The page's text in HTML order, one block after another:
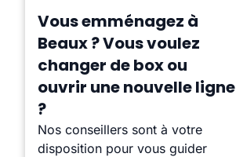
Vous emménagez à
Beaux ? Vous voulez
changer de box ou
ouvrir une nouvelle ligne
?
Nos conseillers sont à votre
disposition pour vous guider